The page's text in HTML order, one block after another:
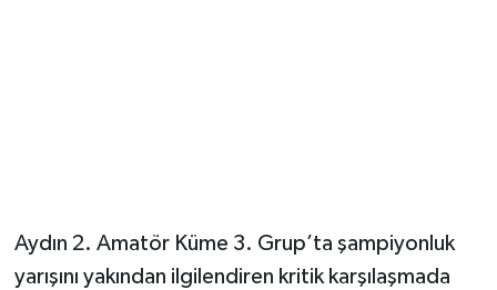
Aydın 2. Amatör Küme 3. Grup’ta şampiyonluk
yarışını yakından ilgilendiren kritik karşılaşmada